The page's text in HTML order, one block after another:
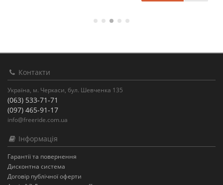
Контакти
Україна, м. Черкаси, бул. Шевченка 135
(063) 533-71-71
(097) 465-91-17
info@freeride.com.ua
Інформація
Гарантії та повернення
Дисконтна система
Договір публічної оферти